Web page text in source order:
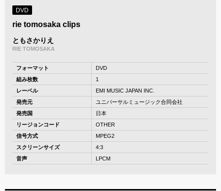
DVD
rie tomosaka clips
ともさかりえ
RIE TOMOSAKA
フォーマット
DVD
組み枚数
1
レーベル
EMI MUSIC JAPAN INC.
発売元
ユニバーサルミュージック合同会社
発売国
日本
リージョンコード
OTHER
信号方式
MPEG2
スクリーンサイズ
4:3
音声
LPCM